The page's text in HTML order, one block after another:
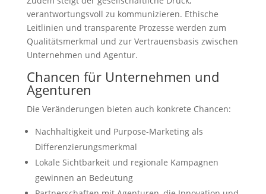
verantwortungsvoll zu kommunizieren. Ethische
Leitlinien und transparente Prozesse werden zum
Qualitätsmerkmal und zur Vertrauensbasis zwischen
Unternehmen und Agentur.
Chancen für Unternehmen und
Agenturen
Die Veränderungen bieten auch konkrete Chancen:
Nachhaltigkeit und Purpose-Marketing als
Differenzierungsmerkmal
Lokale Sichtbarkeit und regionale Kampagnen
gewinnen an Bedeutung